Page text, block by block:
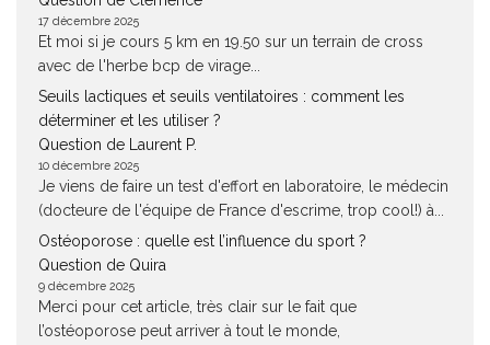
17 décembre 2025
Et moi si je cours 5 km en 19.50 sur un terrain de cross
avec de l'herbe bcp de virage...
Seuils lactiques et seuils ventilatoires : comment les
déterminer et les utiliser ?
Question de Laurent P.
10 décembre 2025
Je viens de faire un test d'effort en laboratoire, le médecin
(docteure de l'équipe de France d'escrime, trop cool!) à...
Ostéoporose : quelle est l’influence du sport ?
Question de Quira
9 décembre 2025
Merci pour cet article, très clair sur le fait que
l’ostéoporose peut arriver à tout le monde,